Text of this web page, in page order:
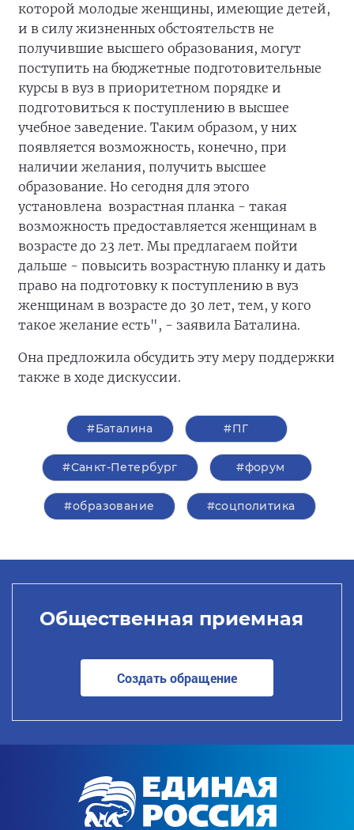
которой молодые женщины, имеющие детей,
и в силу жизненных обстоятельств не
получившие высшего образования, могут
поступить на бюджетные подготовительные
курсы в вуз в приоритетном порядке и
подготовиться к поступлению в высшее
учебное заведение. Таким образом, у них
появляется возможность, конечно, при
наличии желания, получить высшее
образование. Но сегодня для этого
установлена возрастная планка - такая
возможность предоставляется женщинам в
возрасте до 23 лет. Мы предлагаем пойти
дальше - повысить возрастную планку и дать
право на подготовку к поступлению в вуз
женщинам в возрасте до 30 лет, тем, у кого
такое желание есть", - заявила Баталина.
Она предложила обсудить эту меру поддержки
также в ходе дискуссии.
#Баталина #ПГ
#Санкт-Петербург #форум
#образование #соцполитика
Общественная приемная
Создать обращение